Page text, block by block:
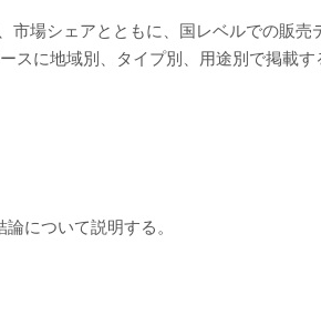
市場シェアとともに、国レベルでの販売
に地域別、タイプ別、用途別で掲載す
について説明する。